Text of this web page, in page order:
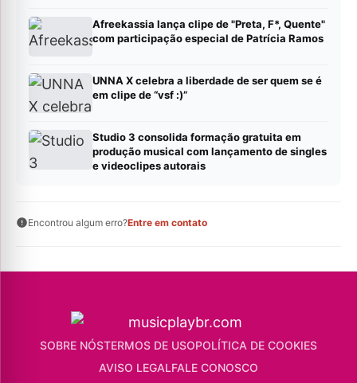
Afreekassia lança clipe de "Preta, F*, Quente"
com participação especial de Patrícia Ramos
UNNA X celebra a liberdade de ser quem se é
em clipe de “vsf :)”
Studio 3 consolida formação gratuita em
produção musical com lançamento de singles
e videoclipes autorais
Encontrou algum erro?Entre em contato
SOBRE NÓSTERMOS DE USOPOLÍTICA DE COOKIES
AVISO LEGALFALE CONOSCO